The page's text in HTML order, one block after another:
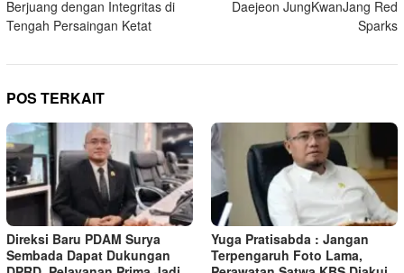
v
g
a
s
i
p
o
s
Berjuang dengan Integritas di
Tengah Persaingan Ketat
Daejeon JungKwanJang Red
Sparks
POS TERKAIT
Direksi Baru PDAM Surya
Sembada Dapat Dukungan
Yuga Pratisabda : Jangan
Terpengaruh Foto Lama,